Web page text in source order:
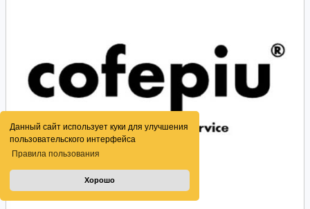
Данный сайт использует куки для улучшения
пользовательского интерфейса
Правила пользования
Хорошо